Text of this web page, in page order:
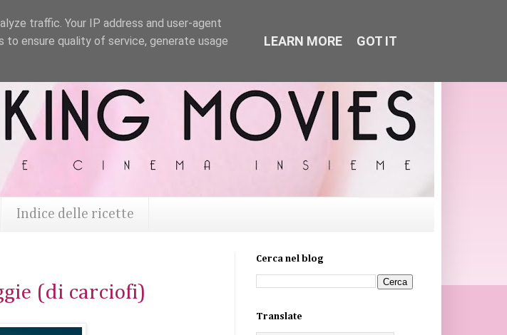
Indice delle ricette
(di carciofi)
Cerca nel blog
Translate
traffic. Your IP address and user-agent
ensure quality of service, generate usage
LEARN MORE GOT IT